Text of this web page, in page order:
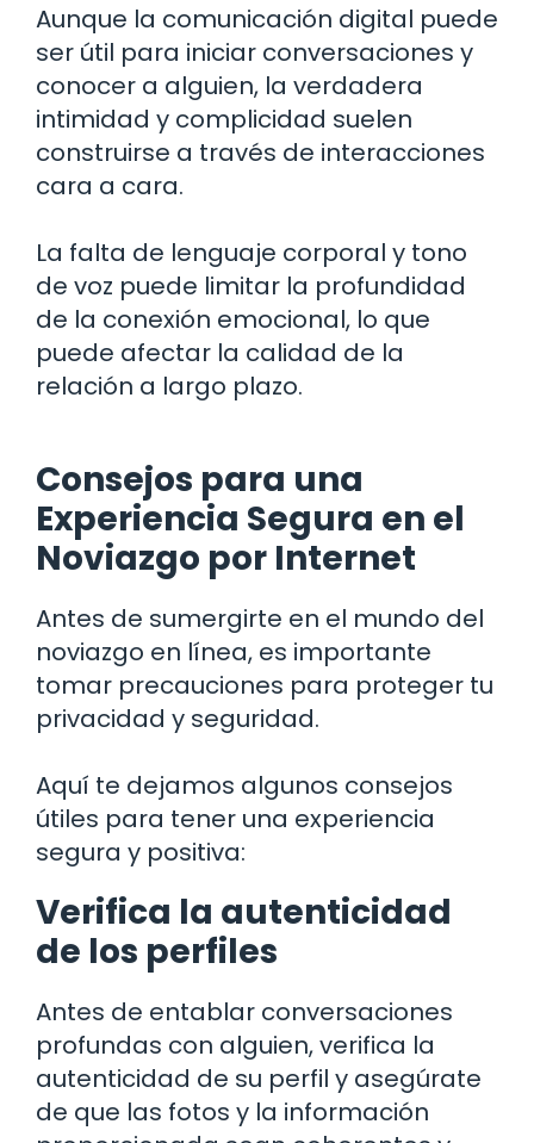
Aunque la comunicación digital puede
ser útil para iniciar conversaciones y
conocer a alguien, la verdadera
intimidad y complicidad suelen
construirse a través de interacciones
cara a cara.
La falta de lenguaje corporal y tono
de voz puede limitar la profundidad
de la conexión emocional, lo que
puede afectar la calidad de la
relación a largo plazo.
Consejos para una
Experiencia Segura en el
Noviazgo por Internet
Antes de sumergirte en el mundo del
noviazgo en línea, es importante
tomar precauciones para proteger tu
privacidad y seguridad.
Aquí te dejamos algunos consejos
útiles para tener una experiencia
segura y positiva:
Verifica la autenticidad
de los perfiles
Antes de entablar conversaciones
profundas con alguien, verifica la
autenticidad de su perfil y asegúrate
de que las fotos y la información